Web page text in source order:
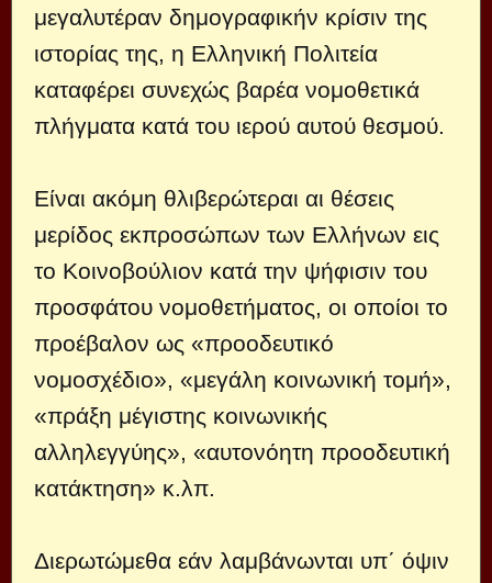
μεγαλυτέραν δημογραφικήν κρίσιν της
ιστορίας της, η Ελληνική Πολιτεία
καταφέρει συνεχώς βαρέα νομοθετικά
πλήγματα κατά του ιερού αυτού θεσμού.
Είναι ακόμη θλιβερώτεραι αι θέσεις
μερίδος εκπροσώπων των Ελλήνων εις
το Κοινοβούλιον κατά την ψήφισιν του
προσφάτου νομοθετήματος, οι οποίοι το
προέβαλον ως «προοδευτικό
νομοσχέδιο», «μεγάλη κοινωνική τομή»,
«πράξη μέγιστης κοινωνικής
αλληλεγγύης», «αυτονόητη προοδευτική
κατάκτηση» κ.λπ.
Διερωτώμεθα εάν λαμβάνωνται υπ΄ όψιν